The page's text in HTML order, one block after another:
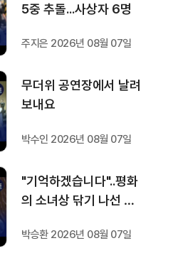
5중 추돌...사상자 6명
주지은 2026년 08월 07일
무더위 공연장에서 날려
보내요
박수인 2026년 08월 07일
"기억하겠습니다"..평화
의 소녀상 닦기 나선 학
박승환 2026년 08월 07일